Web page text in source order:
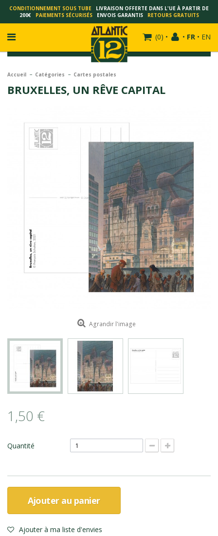
CONDITIONNEMENT SOUS TUBE
LIVRAISON OFFERTE DANS L'UE À PARTIR DE
200€
PAIEMENTS SÉCURISÉS ENVOIS GARANTIS RETOURS GRATUITS
(0) • • FR • EN
SCHUITEN - JACK DURIEUX
SCHUITEN - PEETERS
DAVID MERVEILLE
Accueil Catégories Cartes postales
BRUXELLES, UN RÊVE CAPITAL
Agrandir l'image
1,50 €
Quantité
Ajouter au panier
Ajouter à ma liste d'envies